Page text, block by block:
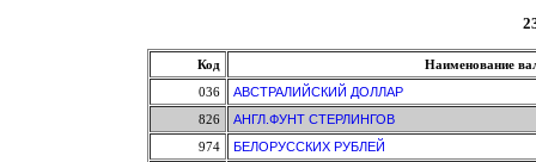
Код
Наименование
036
АВСТРАЛИЙСКИЙ ДОЛЛАР
826
АНГЛ.ФУНТ СТЕРЛИНГОВ
974
БЕЛОРУССКИХ РУБЛЕЙ